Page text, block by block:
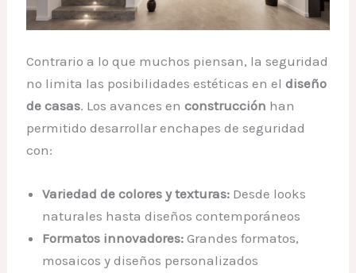
Contrario a lo que muchos piensan, la seguridad
no limita las posibilidades estéticas en eldiseño
de casas. Los avances enconstrucción han
permitido desarrollar enchapes de seguridad
con:
Variedad de colores y texturas: Desde looks
naturales hasta diseños contemporáneos
Formatos innovadores: Grandes formatos,
mosaicos y diseños personalizados